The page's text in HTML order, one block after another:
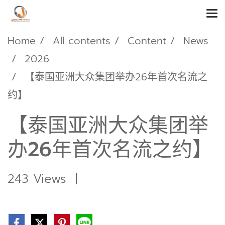
Home All contents Content
News
2026
【泰国亚洲大众集团举办26年首次名流之
约】
【泰国亚洲大众集团举
办26年首次名流之约】
243 Views |